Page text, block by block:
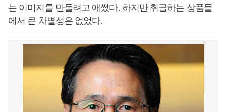
는 이미지를 만들려고 애썼다. 하지만 취급하는 상품들
에서 큰 차별성은 없었다.